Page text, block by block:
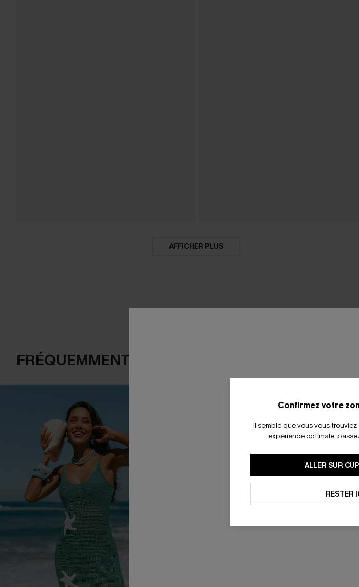
AFFICHER PLUS
FRÉQUEMMENT ACHETÉS ENSEMBLE
Confirmez votre
Il semble que vous vous trouviez
expérience optimale,
ALLER SUR
RESTER